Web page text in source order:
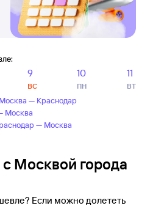
9
вс
10
пн
11
вт
— Краснодар
Москва
— Москва
Москвой города
Если можно долететь